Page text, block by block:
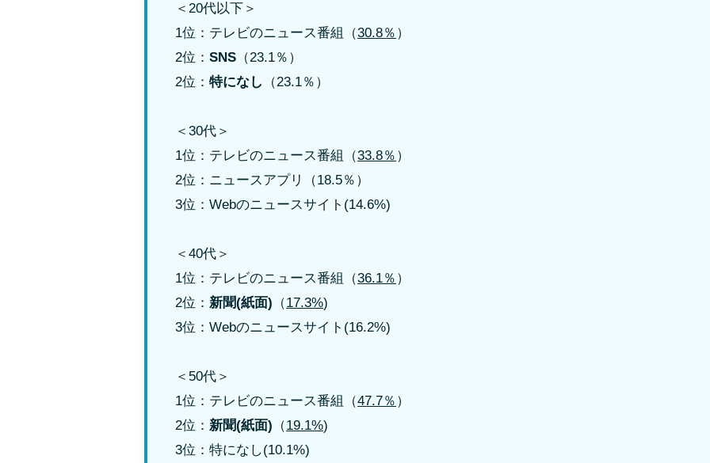
＜20代以下＞
1位：テレビのニュース番組（30.8％ ）
2位： SNS （23.1％）
2位： 特になし （23.1％）
＜30代＞
1位：テレビのニュース番組（33.8％ ）
2位：ニュースアプリ（18.5％）
3位：Webのニュースサイト(14.6%)
＜40代＞
1位：テレビのニュース番組（36.1％ ）
2位： 新聞(紙面) （17.3%)
3位：Webのニュースサイト(16.2%)
＜50代＞
1位：テレビのニュース番組（47.7％ ）
2位： 新聞(紙面) （19.1%)
3位：特になし(10.1%)